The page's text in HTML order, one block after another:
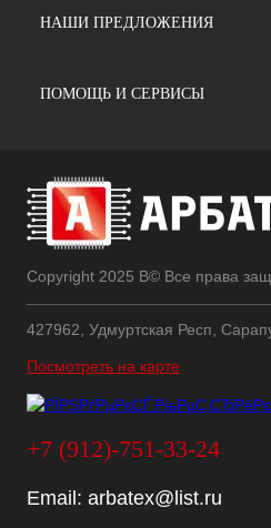
НАШИ ПРЕДЛОЖЕНИЯ
ПОМОЩЬ И СЕРВИСЫ
Copyright 2025 В© Все права
427962, Удмуртская Респ,
Посмотреть на карте
+7 (912)-751-33-24
Email: arbatex@list.ru